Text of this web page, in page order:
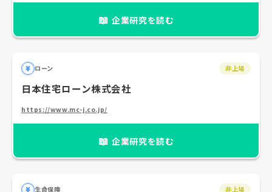
📖 企業研究を読む
ローン 非上場
日本住宅ローン株式会社
https://www.mc-j.co.jp/
📖 企業研究を読む
生命保険 非上場